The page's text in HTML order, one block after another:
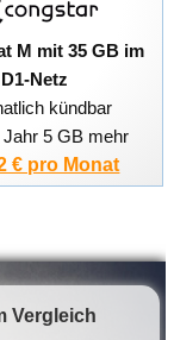
M mit 35 GB im
D1-Netz
kündbar
Jahr 5 GB mehr
€ pro Monat
Vergleich